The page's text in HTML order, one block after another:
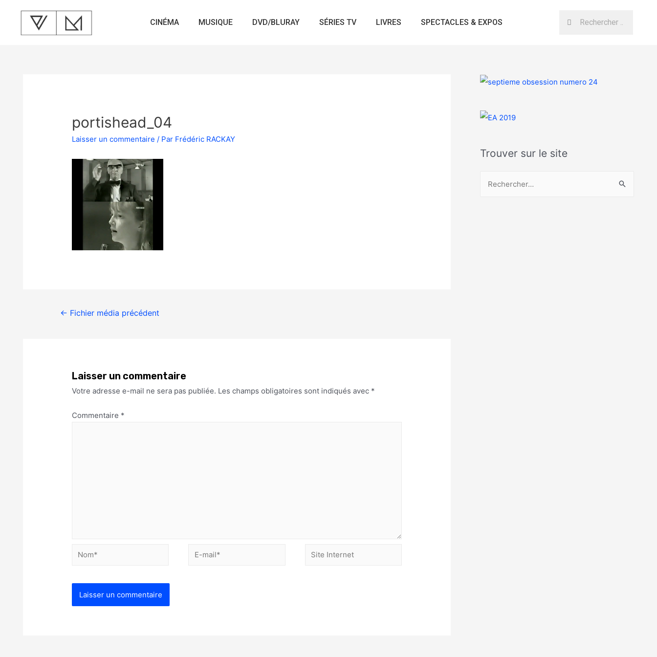
CINÉMA MUSIQUE DVD/BLURAY SÉRIES TV LIVRES SPECTACLES & EXPOS
portishead_04
Laisser un commentaire / Par Frédéric RACKAY
← Fichier média précédent
Laisser un commentaire
Votre adresse e-mail ne sera pas publiée. Les champs obligatoires sont indiqués avec *
Commentaire *
Trouver sur le site